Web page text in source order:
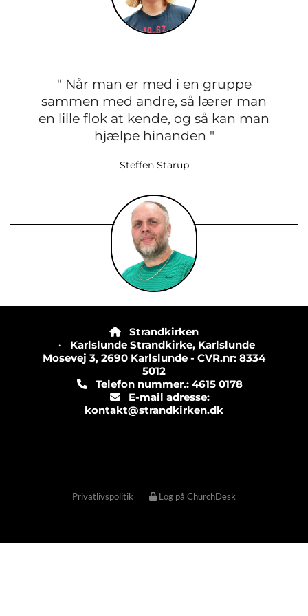
" Når man er med i en gruppe
sammen med andre, så lærer man
en lille flok at kende, og så kan man
hjælpe hinanden "
Steffen Starup

Strandkirken
· Karlslunde Strandkirke, Karlslunde
Mosevej 3, 2690 Karlslunde - CVR.nr: 8334
5012
Telefon nummer.: 4615 0178
E-mail adresse:
kontakt@strandkirken.dk
Privatlivspolitik Log på ChurchDesk